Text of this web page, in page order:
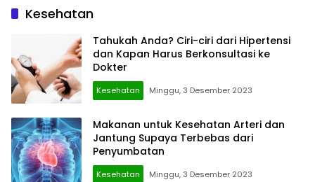
TerkiniKesehatan
Tahukah Anda? Ciri-ciri dari Hipertensi
dan Kapan Harus Berkonsultasi ke
Dokter
Kesehatan Minggu, 3 Desember 2023
Makanan untuk Kesehatan Arteri dan
Jantung Supaya Terbebas dari
Penyumbatan
Kesehatan Minggu, 3 Desember 2023